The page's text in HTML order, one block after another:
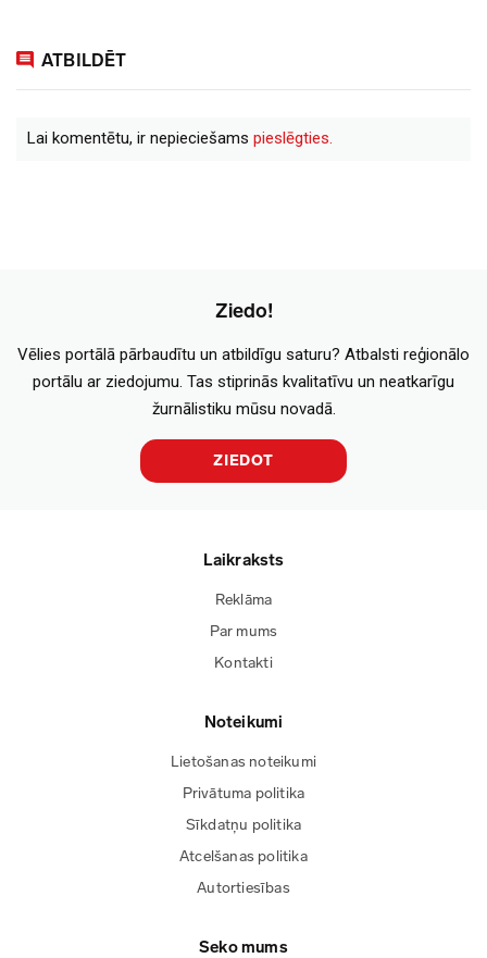
ATBILDĒT
Lai komentētu, ir nepieciešams pieslēgties.
Ziedo!
Vēlies portālā pārbaudītu un atbildīgu saturu? Atbalsti reģionālo
portālu ar ziedojumu. Tas stiprinās kvalitatīvu un neatkarīgu
žurnālistiku mūsu novadā.
ZIEDOT
Laikraksts
Reklāma
Par mums
Kontakti
Noteikumi
Lietošanas noteikumi
Privātuma politika
Sīkdatņu politika
Atcelšanas politika
Autortiesības
Seko mums